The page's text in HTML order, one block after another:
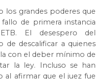
los grandes poderes que
de primera instancia
El desespero del
de descalificar a quienes
con el deber mínimo de
la ley. Incluso se han
al afirmar que el juez fue